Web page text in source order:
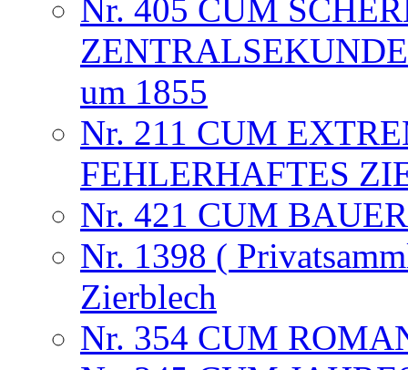
Nr. 405 CUM
um 1855
Nr. 211 CUM
FEHLERHAFTES
Nr. 421 CUM
Nr. 1398 (
Zierblech
Nr. 354 CUM